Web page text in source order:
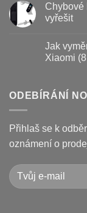
jak
prodloužit
životnost
vyměnit
brzdové
destičky
na
koloběžce
u
textu
s
poruchy
koloběžek
Kugoo
opravit
Chybové
vyřešit
textu
s
displeje
Xiaomi
Pro
a
jak
je
Jak
Xiaomi
textu
s
vyměnit
pneumatiku
na
(8.5″
vs
10″,
duše
ODEBÍRÁNÍ
Přihlaš se k
oznámení o